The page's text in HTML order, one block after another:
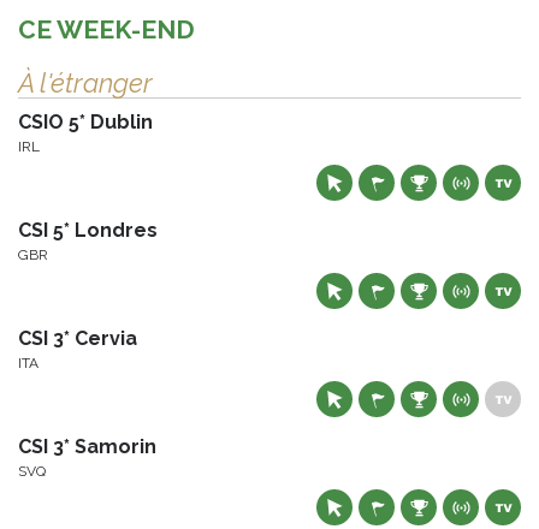
CE WEEK-END
À l'étranger
CSIO 5* Dublin
IRL
CSI 5* Londres
GBR
CSI 3* Cervia
ITA
CSI 3* Samorin
SVQ